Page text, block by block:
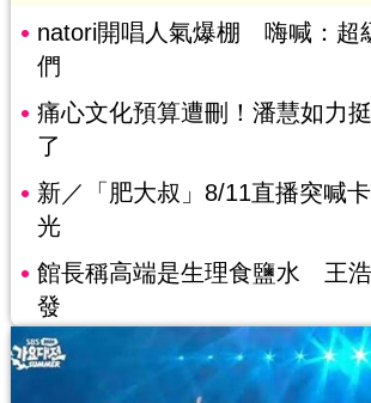
natori開唱人氣爆棚 嗨喊：超
們
痛心文化預算遭刪！潘慧如力
了
新／「肥大叔」8/11直播突喊
光
館長稱高端是生理食鹽水 王
發